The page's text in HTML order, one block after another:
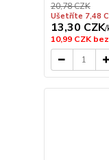
20,78 CZK
Ušetříte 7,48
13,30 CZK/
10,99 CZK